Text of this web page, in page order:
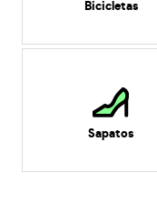
Bicicletas
Sapatos